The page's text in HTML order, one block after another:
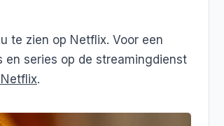
te zien op Netflix. Voor een
series op de streamingdienst
.